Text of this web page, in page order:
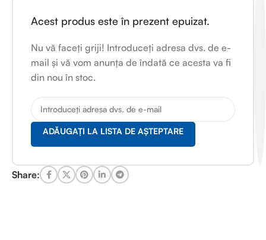
Acest produs este în prezent epuizat.
Nu vă faceți griji! Introduceți adresa dvs. de e-
mail și vă vom anunța de îndată ce acesta va fi
din nou în stoc.
ADĂUGAȚI LA LISTA DE AȘTEPTARE
Share: